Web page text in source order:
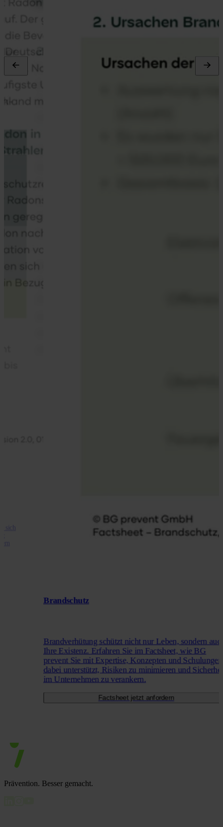
sich
Brandschutz
Brandverhütung schützt nicht nur Leben, sondern
Ihre Existenz. Erfahren Sie im Factsheet, wie BG
prevent Sie mit Expertise, Konzepten und Schulungen
dabei unterstützt, Risiken zu minimieren und
im Unternehmen zu verankern.
Factsheet jetzt anfordern
Prävention. Besser gemacht.